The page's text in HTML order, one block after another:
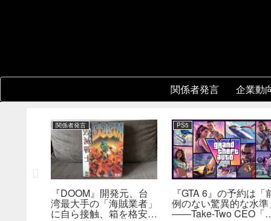
関係者発言 企業動
関係者発言
『DOOM』開発元、台
湾最大手の「海賊業者」
に自ら接触、箱を格安で
PS5
『GTA 6』の予約は「
例のない驚異的な水準
――Take-Two CEO「